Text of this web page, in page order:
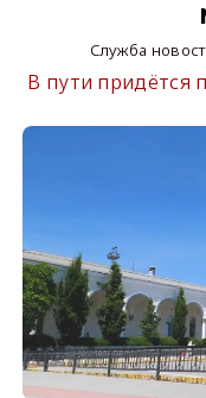
Служба
В пути придётся